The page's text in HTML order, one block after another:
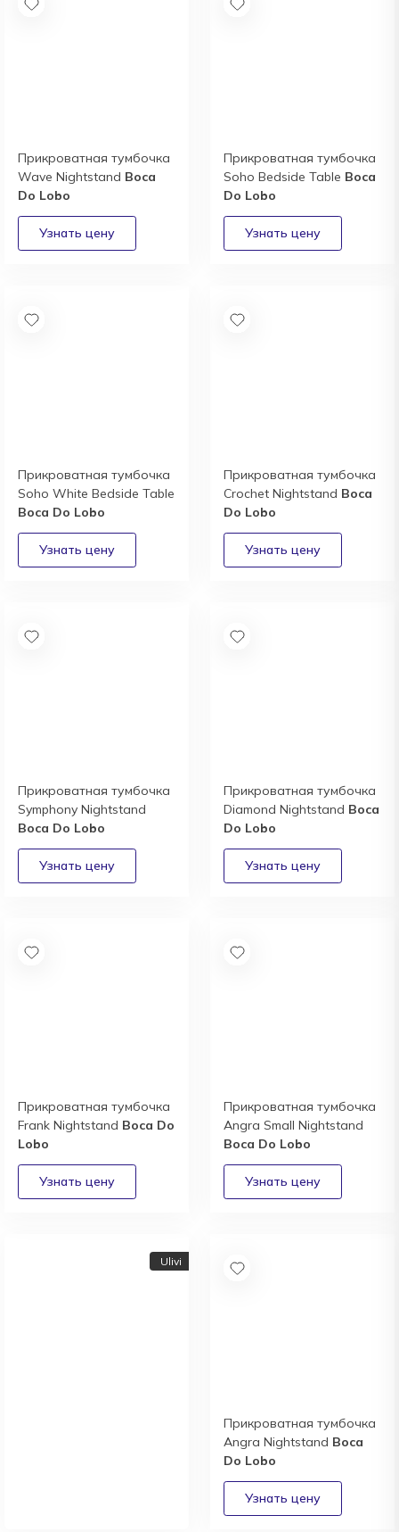
Прикроватная тумбочка
Wave Nightstand Boca
Do Lobo
Прикроватная тумбочка
Soho Bedside Table Boca
Do Lobo
Прикроватная тумбочка
Soho White Bedside Table
Boca Do Lobo
Прикроватная тумбочка
Crochet Nightstand Boca
Do Lobo
Прикроватная тумбочка
Symphony Nightstand
Boca Do Lobo
Прикроватная тумбочка
Diamond Nightstand Boca
Do Lobo
Прикроватная тумбочка
Frank Nightstand Boca Do
Lobo
Прикроватная тумбочка
Angra Small Nightstand
Boca Do Lobo
Ulivi
Прикроватная тумбочка
Angra Nightstand Boca
Do Lobo